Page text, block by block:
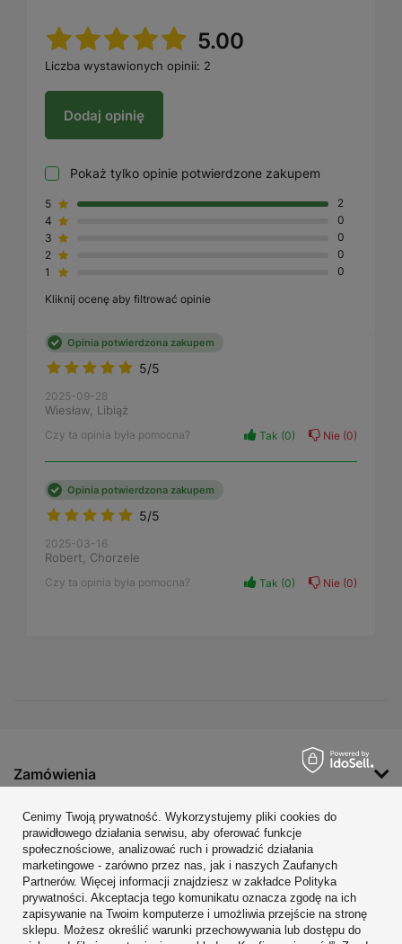
5.00
Liczba wystawionych opinii: 2
Dodaj opinię
Pokaż tylko opinie potwierdzone zakupem
5
2
4
0
3
0
2
0
1
0
Kliknij ocenę aby filtrować opinie
5/5
Opinia potwierdzona zakupem
2025-09-28
Wiesław, Libiąż
Czy ta opinia była pomocna? Tak 0 Nie 0
5/5
Opinia potwierdzona zakupem
2025-03-16
Robert, Chorzele
Czy ta opinia była pomocna? Tak 0 Nie 0
Zamówienia
Regulaminy
Zobacz również
W sklepie prezentujemy ceny brutto (z VAT).
Cenimy Twoją prywatność. Wykorzystujemy pliki cookies do
prawidłowego działania serwisu, aby oferować funkcje
społecznościowe, analizować ruch i prowadzić działania
marketingowe - zarówno przez nas, jak i naszych Zaufanych
Partnerów. Więcej informacji znajdziesz w zakładce Polityka
prywatności. Akceptacja tego komunikatu oznacza zgodę na ich
zapisywanie na Twoim komputerze i umożliwia przejście na stronę
sklepu. Możesz określić warunki przechowywania lub dostępu do